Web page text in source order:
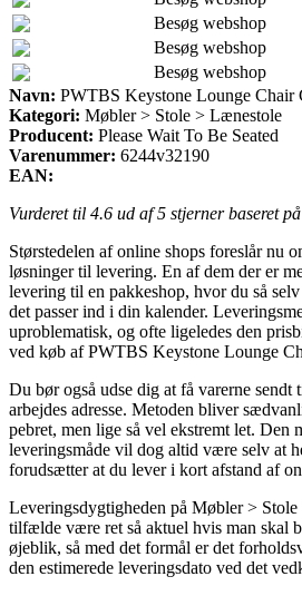
Besøg webshop
Besøg webshop
Besøg webshop
Navn: PWTBS Keystone Lounge Chair
Kategori: Møbler > Stole > Lænestole
Producent: Please Wait To Be Seated
Varenummer: 6244v32190
EAN:
Vurderet til 4.6 ud af 5 stjerner baseret på
Størstedelen af online shops foreslår nu
løsninger til levering. En af dem der er
levering til en pakkeshop, hvor du så
det passer ind i din kalender.
uproblematisk, og ofte ligeledes den
ved køb af PWTBS Keystone Lounge
Du bør også udse dig at få varerne
arbejdes adresse. Metoden bliver
pebret, men lige så vel ekstremt let. Den
leveringsmåde vil dog altid være selv at
forudsætter at du lever i kort afstand af
Leveringsdygtigheden på Møbler >
tilfælde være ret så aktuel hvis man skal
øjeblik, så med det formål er det
den estimerede leveringsdato ved det